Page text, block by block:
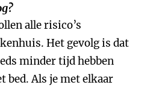
alle risico’s
Het gevolg is dat
minder tijd hebben
bed. Als je met elkaar